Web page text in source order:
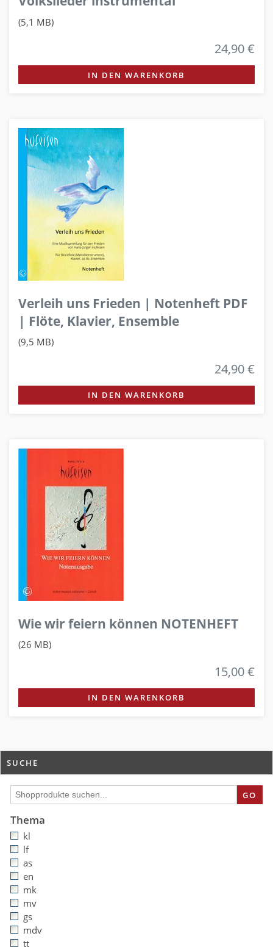
(5,1 MB)
24,90 €
IN DEN WARENKORB
Verleih uns Frieden | Notenheft PDF
| Flöte, Klavier, Ensemble
(9,5 MB)
24,90 €
IN DEN WARENKORB
Wie wir feiern können NOTENHEFT
(26 MB)
15,00 €
IN DEN WARENKORB
SUCHE
GO
Thema
kl
lf
as
en
mk
mv
gs
mdv
tt